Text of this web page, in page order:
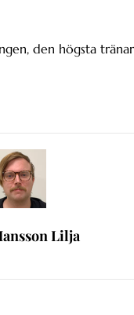
den högsta
Lilja